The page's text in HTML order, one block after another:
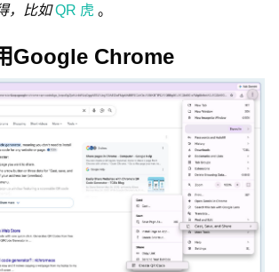
，比如QR 虎 。
Google Chrome